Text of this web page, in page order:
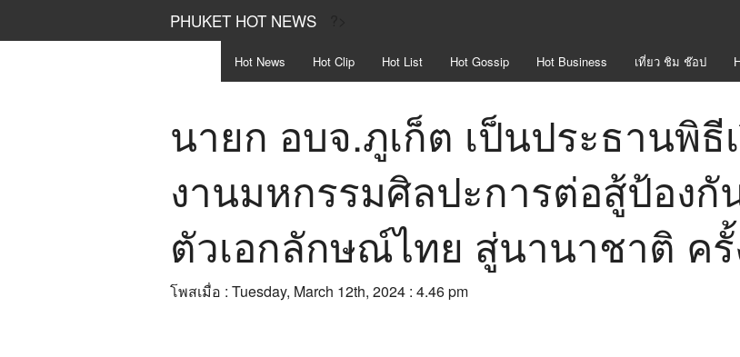
PHUKET HOT NEWS
Hot News Hot Clip Hot List Hot Gossip Hot Business เที่ยว ชิม ช๊อป
นายก อบจ.ภูเก็ต เป็นประธานพิธี
งานมหกรรมศิลปะการต่อสู้ป้องกั
ตัวเอกลักษณ์ไทย สู่นานาชาติ ค
โพสเมื่อ : Tuesday, March 12th, 2024 : 4.46 pm